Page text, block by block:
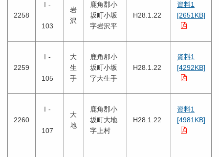
2258
Ⅰ-
103
岩
沢
鹿角郡小
坂町小坂
字岩沢平
H28.1.22
資料1
[2651KB]
2259
Ⅰ-
105
大
生
手
鹿角郡小
坂町小坂
字大生手
H28.1.22
資料1
[4292KB]
2260
Ⅰ-
107
大
地
鹿角郡小
坂町大地
字上村
H28.1.22
資料1
[4981KB]